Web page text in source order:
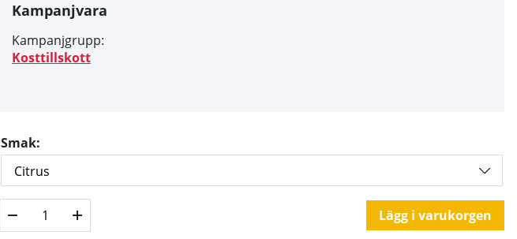
Kampanjvara
Kampanjgrupp:
Kosttillskott
Smak:
Lägg i varukorgen